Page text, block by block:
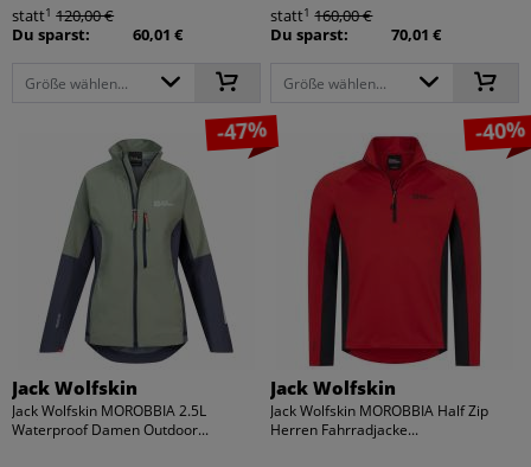
statt1 120,00 €
Du sparst:
60,01 €
Größe wählen...
statt1 160,00 €
Du sparst:
70,01 €
Größe wählen...
-47%
Jack Wolfskin
Jack Wolfskin MOROBBIA 2.5L
Waterproof Damen Outdoor...
-40%
Jack Wolfskin
Jack Wolfskin MOROBBIA Half Zip
Herren Fahrradjacke...